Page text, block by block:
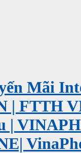
Mãi
| FTTH
|